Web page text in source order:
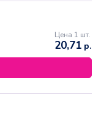
Цена 1 шт.
20,71 р.